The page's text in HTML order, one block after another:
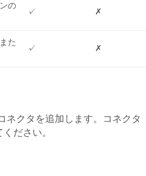
の
✓ ✗
た
✓ ✗
ネクタを追加します。コネクタ
ださい。